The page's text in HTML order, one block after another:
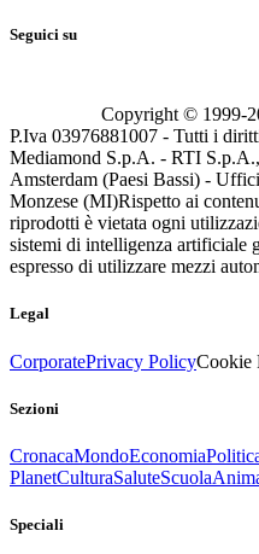
Seguici su
Copyright © 1999-
P.Iva 03976881007 - Tutti i
Mediamond S.p.A. - RTI
Amsterdam (Paesi Bassi) -
Monzese (MI)Rispetto ai
riprodotti è vietata ogni
sistemi di intelligenza artificiale
espresso di utilizzare mezzi
Legal
CorporatePrivacy PolicyCookie
Sezioni
CronacaMondoEconomia
PlanetCulturaSaluteScuola
Speciali